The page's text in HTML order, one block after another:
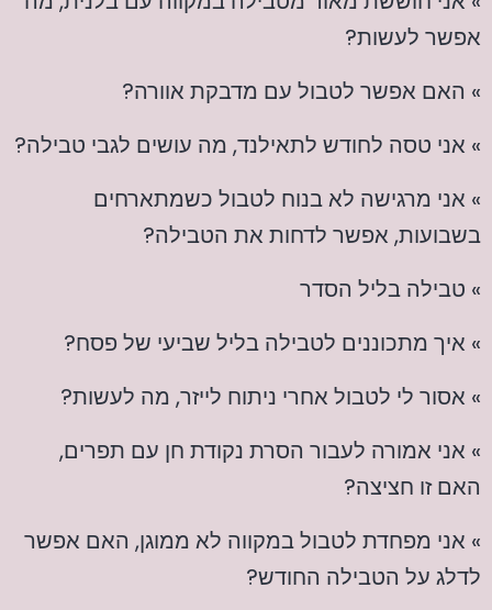
אפשר לעשות?
» האם אפשר לטבול עם מדבקת אוורה?
» אני טסה לחודש לתאילנד, מה עושים לגבי טבילה?
» אני מרגישה לא בנוח לטבול כשמתארחים
בשבועות, אפשר לדחות את הטבילה?
» טבילה בליל הסדר
» איך מתכוננים לטבילה בליל שביעי של פסח?
» אסור לי לטבול אחרי ניתוח לייזר, מה לעשות?
» אני אמורה לעבור הסרת נקודת חן עם תפרים,
האם זו חציצה?
» אני מפחדת לטבול במקווה לא ממוגן, האם אפשר
לדלג על הטבילה החודש?